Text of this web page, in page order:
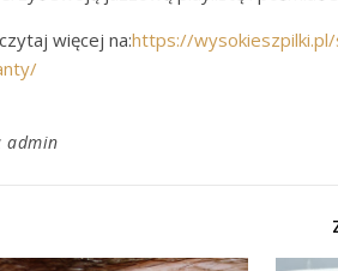
więcej na:https://
admin